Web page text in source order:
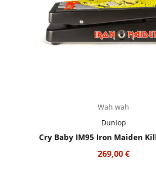
Wah wah
Dunlop
Cry Baby IM95 Iron Maiden
269,00€